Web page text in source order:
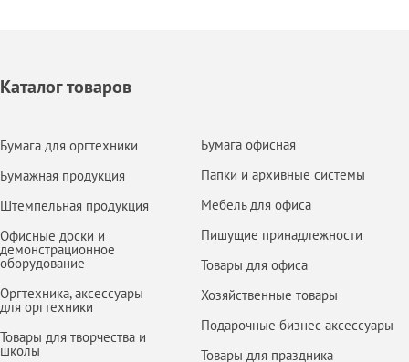
Каталог товаров
Бумага для оргтехники
Бумажная продукция
Штемпельная продукция
Офисные доски и
демонстрационное
оборудование
Оргтехника, аксессуары
для оргтехники
Товары для творчества и
школы
Бумага офисная
Папки и архивные системы
Мебель для офиса
Пишущие принадлежности
Товары для офиса
Хозяйственные товары
Подарочные бизнес-аксессуары
Товары для праздника